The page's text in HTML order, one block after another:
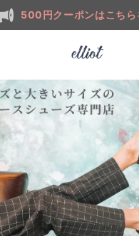
500円クーポンはこちら